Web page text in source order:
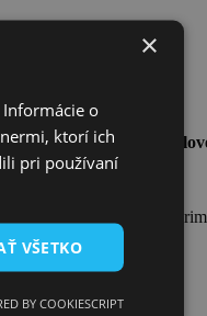
prechádza. Pani
×
o
ktorí ich
pri používaní
VŠETKO
BY COOKIESCRIPT